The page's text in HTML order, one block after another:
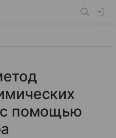
с помощью